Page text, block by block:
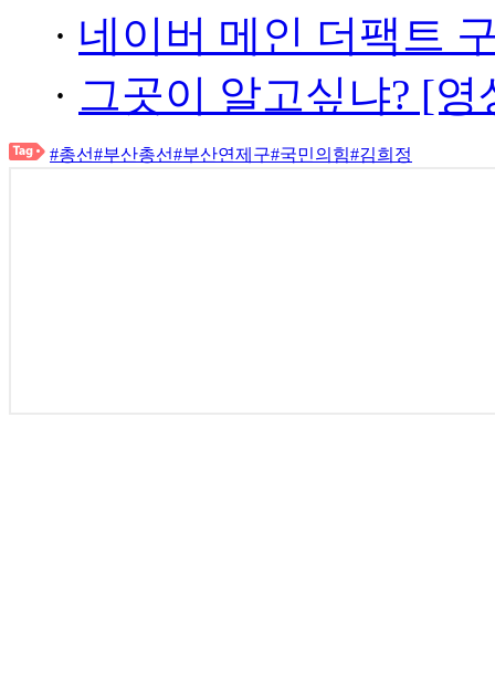
· 네이버 메인 더팩트
· 그곳이 알고싶냐? [
#총선#부산총선#부산연제구#국민의힘#김희정